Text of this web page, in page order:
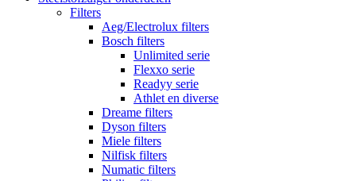
Filters
Aeg/Electrolux filters
Bosch filters
Unlimited serie
Flexxo serie
Readyy serie
Athlet en diverse
Dreame filters
Dyson filters
Miele filters
Nilfisk filters
Numatic filters